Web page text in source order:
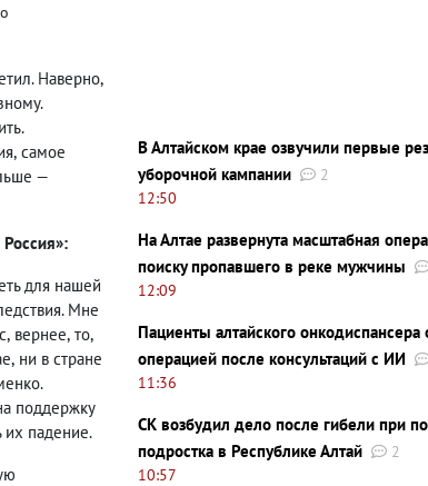
Наверно,
, самое
—
для нашей
Мне
, вернее, то,
, ни в стране
поддержку
падение.
В Алтайском крае озвучили первые
уборочной кампании
2
12:50
На Алтае развернута масштабная
поиску пропавшего в реке мужчины
12:09
Пациенты алтайского онкодиспансера
операцией после консультаций с ИИ
11:36
СК возбудил дело после гибели при
подростка в Республике Алтай
2
10:57